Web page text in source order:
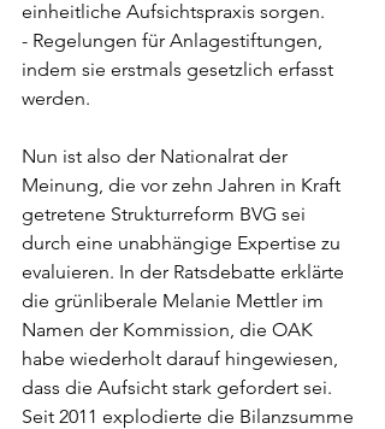
einheitliche Aufsichtspraxis sorgen.
- Regelungen für Anlagestiftungen,
indem sie erstmals gesetzlich erfasst
werden.
Nun ist also der Nationalrat der
Meinung, die vor zehn Jahren in Kraft
getretene Strukturreform BVG sei
durch eine unabhängige Expertise zu
evaluieren. In der Ratsdebatte erklärte
die grünliberale Melanie Mettler im
Namen der Kommission, die OAK
habe wiederholt darauf hingewiesen,
dass die Aufsicht stark gefordert sei.
Seit 2011 explodierte die Bilanzsumme